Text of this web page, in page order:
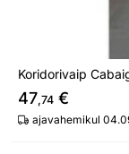
Koridorivaip
47,74 €
ajavahemikul